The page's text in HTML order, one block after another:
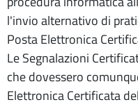
l'invio alternativo di
Posta Elettronica
Le Segnalazioni
che dovessero
Elettronica Certificata